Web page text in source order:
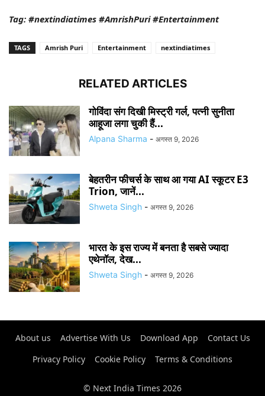
Tag: #nextindiatimes #AmrishPuri #Entertainment
TAGS Amrish Puri Entertainment nextindiatimes
RELATED ARTICLES
गोविंदा संग दिखी मिस्ट्री गर्ल, पत्नी सुनीता
आहूजा लगा चुकी हैं...
Alpana Sharma - अगस्त 9, 2026
बेहतरीन फीचर्स के साथ आ गया AI स्कूटर E3
Trion, जानें...
Shweta Singh - अगस्त 9, 2026
भारत के इस राज्य में बनता है सबसे ज्यादा
एथेनॉल, देख...
Shweta Singh - अगस्त 9, 2026
About us Advertise With Us Download App
Contact Us
Privacy Policy
Cookie Policy Terms & Conditions
© Next India Times 2026